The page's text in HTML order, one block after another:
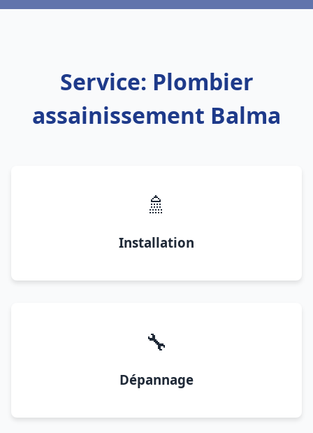
Service: Plombier
assainissement Balma
🚿
Installation
🔧
Dépannage